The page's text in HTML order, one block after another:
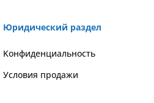
Юридический раздел
Kонфиденциальность
Условия продажи